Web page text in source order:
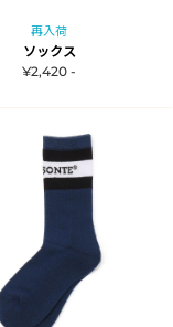
再入荷
ソックス
¥2,420 -